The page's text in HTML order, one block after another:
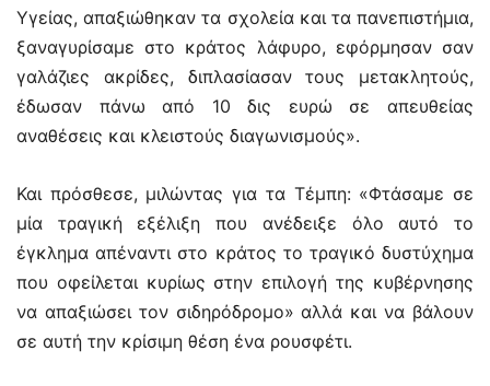
Υγείας, απαξιώθηκαν τα σχολεία και τα πανεπιστήμια,
ξαναγυρίσαμε στο κράτος λάφυρο, εφόρμησαν σαν
γαλάζιες ακρίδες, διπλασίασαν τους μετακλητούς,
έδωσαν πάνω από 10 δις ευρώ σε απευθείας
αναθέσεις και κλειστούς διαγωνισμούς».
Και πρόσθεσε, μιλώντας για τα Τέμπη: «Φτάσαμε σε
μία τραγική εξέλιξη που ανέδειξε όλο αυτό το
έγκλημα απέναντι στο κράτος το τραγικό δυστύχημα
που οφείλεται κυρίως στην επιλογή της κυβέρνησης
να απαξιώσει τον σιδηρόδρομο» αλλά και να βάλουν
σε αυτή την κρίσιμη θέση ένα ρουσφέτι.